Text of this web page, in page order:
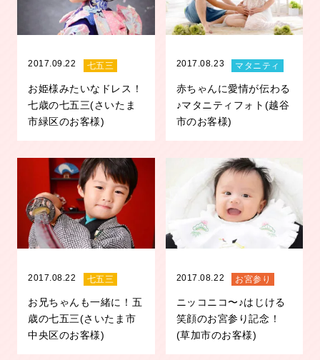
2017.09.22 七五三
お姫様みたいなドレス！
七歳の七五三(さいたま
市緑区のお客様)
2017.08.23 マタニティ
赤ちゃんに愛情が伝わる
♪マタニティフォト(越谷
市のお客様)
2017.08.22 七五三
お兄ちゃんも一緒に！五
歳の七五三(さいたま市
中央区のお客様)
2017.08.22 お宮参り
ニッコニコ〜♪はじける
笑顔のお宮参り記念！
(草加市のお客様)